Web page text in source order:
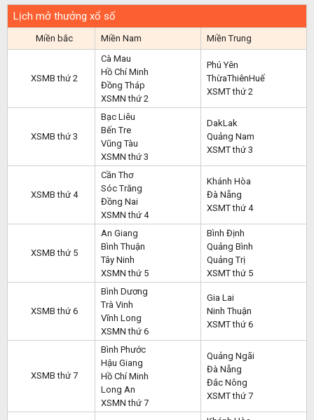
Lịch mở thưởng xổ số
Miền bắc Miền Nam Miền Trung
XSMB thứ 2
Cà Mau
Hồ Chí Minh
Đồng Tháp
XSMN thứ 2
Phú Yên
ThừaThiênHuế
XSMT thứ 2
XSMB thứ 3
Bạc Liêu
Bến Tre
Vũng Tàu
XSMN thứ 3
DakLak
Quảng Nam
XSMT thứ 3
XSMB thứ 4
Cần Thơ
Sóc Trăng
Đồng Nai
XSMN thứ 4
Khánh Hòa
Đà Nẵng
XSMT thứ 4
XSMB thứ 5
An Giang
Bình Thuận
Tây Ninh
XSMN thứ 5
Bình Định
Quảng Bình
Quảng Trị
XSMT thứ 5
XSMB thứ 6
Bình Dương
Trà Vinh
Vĩnh Long
XSMN thứ 6
Gia Lai
Ninh Thuận
XSMT thứ 6
XSMB thứ 7
Bình Phước
Hậu Giang
Hồ Chí Minh
Long An
XSMN thứ 7
Quảng Ngãi
Đà Nẵng
Đắc Nông
XSMT thứ 7